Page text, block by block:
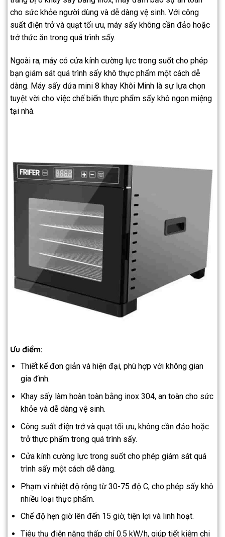
cho sức khỏe người dùng và dễ dàng vệ sinh. Với công
suất điện trở và quạt tối ưu, máy sấy không cần đảo hoặc
trở thức ăn trong quá trình sấy.
Ngoài ra, máy có cửa kính cường lực trong suốt cho phép
bạn giám sát quá trình sấy khô thực phẩm một cách dễ
dàng. Máy sấy dứa mini 8 khay Khôi Minh là sự lựa chọn
tuyệt vời cho việc chế biến thực phẩm sấy khô ngon miệng
tại nhà.
Ưu điểm:
Thiết kế đơn giản và hiện đại, phù hợp với không gian
gia đình.
Khay sấy làm hoàn toàn bằng inox 304, an toàn cho sức
khỏe và dễ dàng vệ sinh.
Công suất điện trở và quạt tối ưu, không cần đảo hoặc
trở thực phẩm trong quá trình sấy.
Cửa kính cường lực trong suốt cho phép giám sát quá
trình sấy một cách dễ dàng.
Phạm vi nhiệt độ rộng từ 30-75 độ C, cho phép sấy khô
nhiều loại thực phẩm.
Chế độ hẹn giờ lên đến 15 giờ, tiện lợi và linh hoạt.
Tiêu thụ điện năng thấp chỉ 0.5 kW/h, giúp tiết kiệm chi